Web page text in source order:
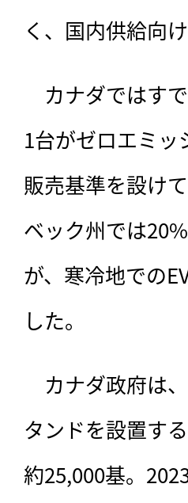
く、国内供給向
カナダではす
1台がゼロエミッ
販売基準を設け
ベック州では
が、寒冷地での
した。
カナダ政府は
タンドを設置す
約25,000基。